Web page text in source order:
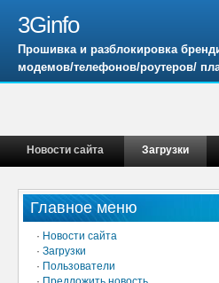
3Ginfo
Прошивка и разблокировка
модемов/телефонов/роутеров/
Новости сайта Загрузки
Главное меню
· Новости сайта
· Загрузки
· Пользователи